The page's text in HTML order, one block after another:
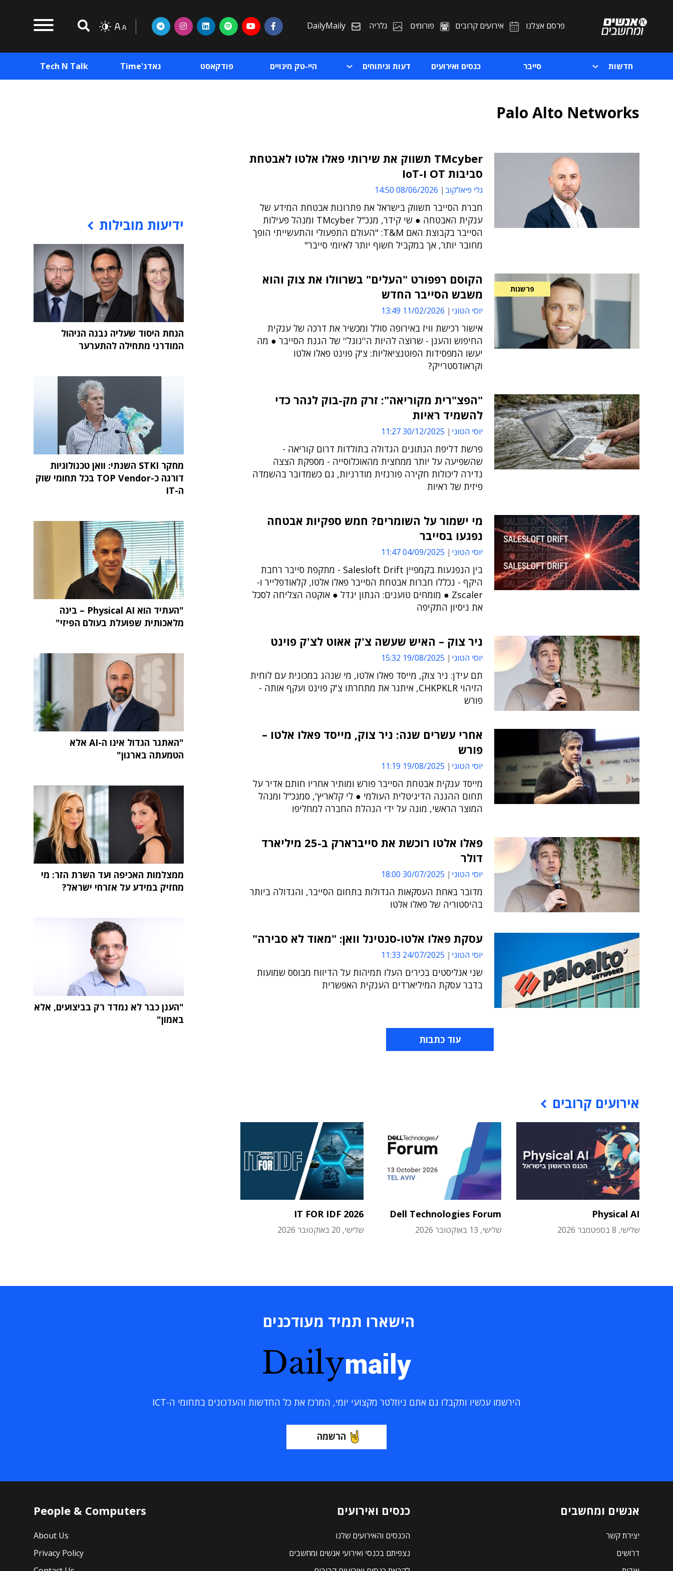
פרסם אצלנו אירועים קרובים פורומים גלריה DailyMaily
חדשות סייבר כנסים ואירועים דעות וניתוחים היי-טק מינויים פודקאסט גאדג'Time Tech N Talk
Palo Alto Networks
TMcyber תשווק את שירותי פאלו אלטו לאבטחת
סביבות OT ו-IoT
גלי פיאלקוב 08/06/2026 14:50
חברת הסייבר תשווק בישראל את פתרונות אבטחת המידע של
ענקית האבטחה ● שי קידר, מנכ"ל TMcyber ומנהל פעילות
הסייבר בקבוצת האם T&M: "העולם התפעולי והתעשייתי הופך
מחובר יותר, אך במקביל חשוף יותר לאיומי סייבר"
פרשנות
הקוסם רפפורט "העלים" בשרוולו את צוק והוא
משבש הסייבר החדש
יוסי הטוני 11/02/2026 13:49
אישור רכישת וויז באירופה סולל ומכשיר את דרכה של ענקית
החיפוש והענן - שרוצה להיות ה''גוגל'' של הגנת הסייבר ● מה
יעשו המפסידות הפוטנציאליות: צ'ק פוינט פאלו אלטו
וקראודסטרייק?
"הפצ"רית מקוריאה": זרק מק-בוק לנהר כדי
להשמיד ראיות
יוסי הטוני 30/12/2025 11:27
פרשת דליפת הנתונים הגדולה בתולדות דרום קוריאה -
שהשפיעה על יותר ממחצית מהאוכלוסייה - מספקת הצצה
נדירה ליכולות חקירה פורנזית מודרניות, גם כשמדובר בהשמדה
פיזית של ראיות
מי ישמור על השומרים? חמש ספקיות אבטחה
נפגעו בסייבר
יוסי הטוני 04/09/2025 11:47
בין הנפגעות בקמפיין Salesloft Drift - מתקפת סייבר רחבת
היקף - נכללו חברות אבטחת הסייבר פאלו אלטו, קלאודפלייר ו-
Zscaler ● מומחים טוענים: הנתון יגדל ● אוקטה הצליחה לסכל
את ניסיון התקיפה
ניר צוק – האיש שעשה צ'ק אאוט לצ'ק פוינט
יוסי הטוני 19/08/2025 15:32
תם עידן: ניר צוק, מייסד פאלו אלטו, מי שנהג במכונית עם לוחית
הזיהוי CHKPKLR, איתגר את מתחרתו צ'ק פוינט ועקף אותה -
פורש
אחרי עשרים שנה: ניר צוק, מייסד פאלו אלטו –
פורש
יוסי הטוני 19/08/2025 11:19
מייסד ענקית אבטחת הסייבר פורש ומותיר אחריו חותם אדיר על
תחום ההגנה הדיגיטלית העולמי ● לי קלאריץ', סמנכ"ל ומנהל
המוצר הראשי, מונה על ידי הנהלת החברה למחליפו
פאלו אלטו רוכשת את סייברארק ב-25 מיליארד
דולר
יוסי הטוני 30/07/2025 18:00
מדובר באחת העסקאות הגדולות בתחום הסייבר, והגדולה ביותר
בהיסטוריה של פאלו אלטו
עסקת פאלו אלטו-סנטינל וואן: "מאוד לא סבירה"
יוסי הטוני 24/07/2025 11:33
שני אנליסטים בכירים העלו תמיהות על הדיווח מבוסס שמועות
בדבר עסקת המיליארדים הענקית האפשרית
עוד כתבות
אירועים קרובים
Physical AI
שלישי, 8 בספטמבר 2026
Dell Technologies Forum
שלישי, 13 באוקטובר 2026
IT FOR IDF 2026
שלישי, 20 באוקטובר 2026
ידיעות מובילות
הנחת היסוד שעליה נבנה הניהול
המודרני מתחילה להתערער
מחקר STKI השנתי: וואן טכנולוגיות
דורגה כ-TOP Vendor בכל תחומי שוק
ה-IT
"העתיד הוא Physical AI – בינה
מלאכותית שפועלת בעולם הפיזי"
"האתגר הגדול אינו ה-AI אלא
הטמעתה בארגון"
ממצלמות האכיפה ועד השרת הזר: מי
מחזיק במידע על אזרחי ישראל?
"הענן כבר לא נמדד רק בביצועים, אלא
באמון"
הישארו תמיד מעודכנים
Dailymaily
הירשמו עכשיו ותקבלו גם אתם ניוזלטר מקצועי יומי, המרכז את כל החדשות והעדכונים בתחומי ה-ICT
הרשמה
אנשים ומחשבים
יצירת קשר
דרושים
כנסים ואירועים
הכנסים והאירועים שלנו
נצפיתם בכנסי ואירועי אנשים ומחשבים
People & Computers
About Us
Privacy Policy